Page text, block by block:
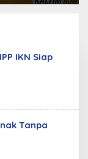
IKN Siap
Tanpa